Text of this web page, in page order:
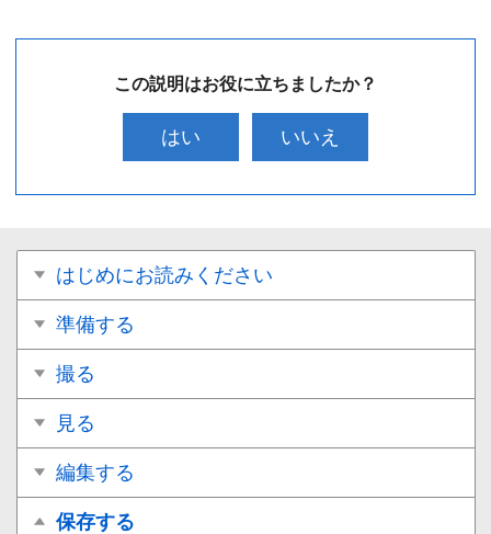
この説明はお役に立ちましたか？
はい いいえ
はじめにお読みください
準備する
撮る
見る
編集する
保存する